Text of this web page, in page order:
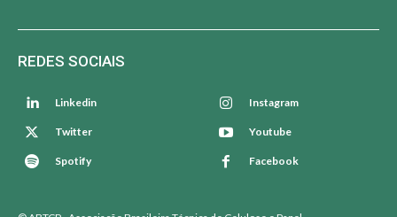
REDES SOCIAIS
Linkedin Instagram
Twitter Youtube
Spotify Facebook